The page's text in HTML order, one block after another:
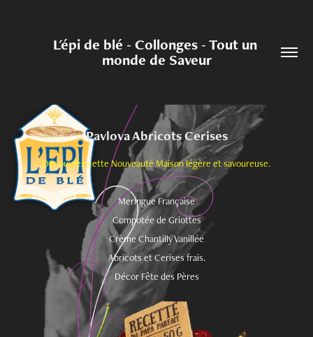
L'épi de blé - Collonges - Tout un
monde de Saveur
Pavlova Abricots Cerises
Découvrez cette Nouveauté Maison légère et savoureuse.
Meringue Française
Compotée de Griottes
Crème Chantilly Vanillée
Abricots et Cerises frais.
Décor Fête des Pères